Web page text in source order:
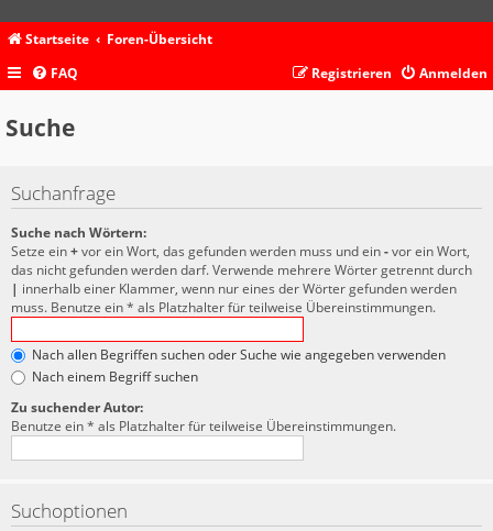
Startseite
Foren-Übersicht
FAQ
Anmelden
Registrieren
Suche
Suchanfrage
Suche nach Wörtern:
Setze ein+vor ein Wort, das gefunden werden muss und ein-vor ein Wort,
das nicht gefunden werden darf. Verwende mehrere Wörter getrennt durch
| innerhalb einer Klammer, wenn nur eines der Wörter gefunden werden
muss. Benutze ein * als Platzhalter für teilweise Übereinstimmungen.
Nach allen Begriffen suchen oder Suche wie angegeben verwenden
Nach einem Begriff suchen
Zu suchender Autor:
Benutze ein * als Platzhalter für teilweise Übereinstimmungen.
Suchoptionen